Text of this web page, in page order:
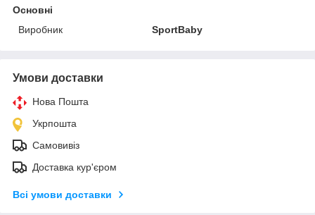
Основні
Виробник
SportBaby
Умови доставки
Нова Пошта
Укрпошта
Самовивіз
Доставка кур'єром
Всі умови доставки